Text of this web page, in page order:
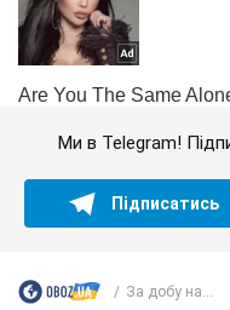
Ми в Telegram!
Підписатись
За добу на...